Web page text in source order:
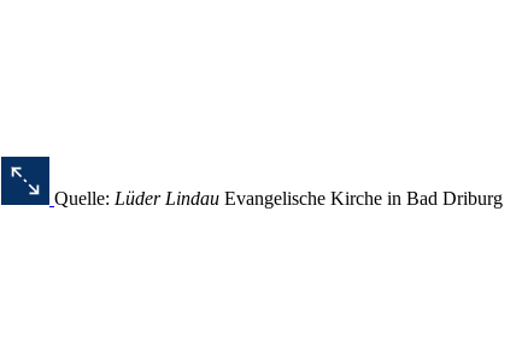
Quelle: Lüder Lindau Evangelische Kirche in Bad Driburg